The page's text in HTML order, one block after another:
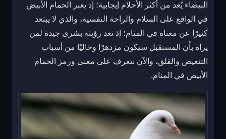
البيضاء يُعد من أكثر الأحلام إيجابية؛ إذ يعبر الحمام الأبيض
في الواقع على السلام والراحة النفسية، والذي لا يبتعد
كثيرًا عن معناه في المنام؛ إذ تعد رؤيته بشرى جيدة لمن
يراه بأن المستقبل سيكون مزدهرًا وخاليًا من أسباب
التنغيص والقلق، والآن نتعرف على معنى ورمز الحمام
الأبيض في المنام.